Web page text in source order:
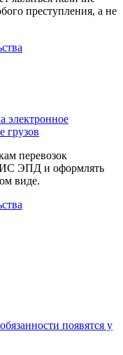
преступления, а не
электронное
грузов
перевозок
ЭПД и оформлять
виде.
появятся у